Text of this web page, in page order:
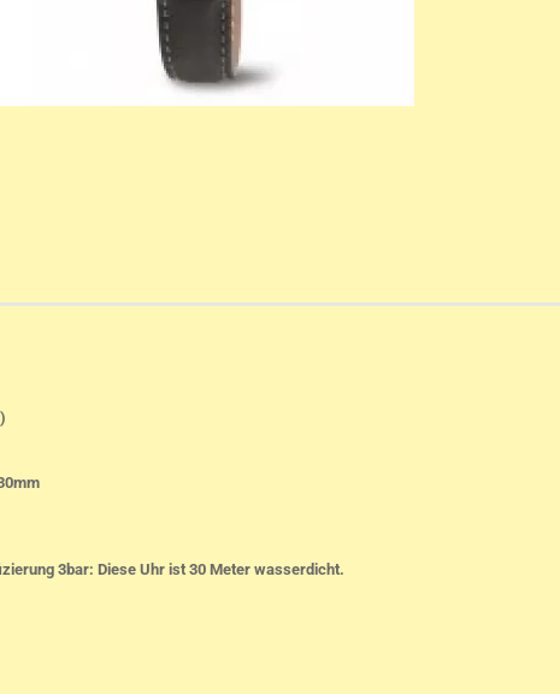
3bar: Diese Uhr ist 30 Meter wasserdicht.